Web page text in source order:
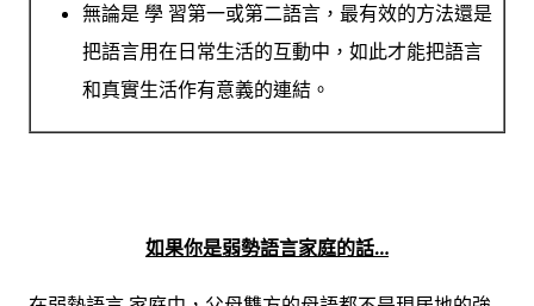
無論是 學 習第一或第二語言，最有效的方法還是
把語言用在日常生活的互動中，如此才能把語言
和真實生活作有意義的連結。
如果你是弱勢語言家庭的話…